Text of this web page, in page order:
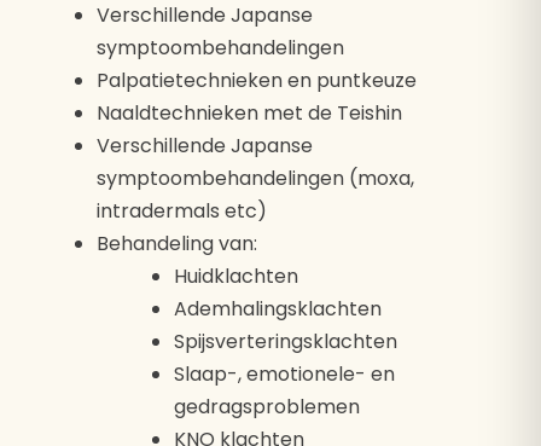
Verschillende Japanse
symptoombehandelingen
Palpatietechnieken en puntkeuze
Naaldtechnieken met de Teishin
Verschillende Japanse
symptoombehandelingen (moxa,
intradermals etc)
Behandeling van:
Huidklachten
Ademhalingsklachten
Spijsverteringsklachten
Slaap-, emotionele- en
gedragsproblemen
KNO klachten